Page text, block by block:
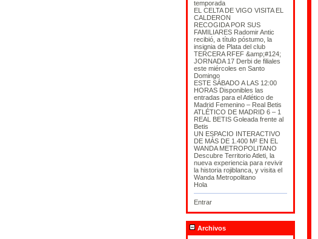
temporada
EL CELTA DE VIGO VISITA EL
CALDERON
RECOGIDA POR SUS
FAMILIARES Radomir Antic
recibió, a título póstumo, la
insignia de Plata del club
TERCERA RFEF &amp;#124;
JORNADA 17 Derbi de filiales
este miércoles en Santo
Domingo
ESTE SÁBADO A LAS 12:00
HORAS Disponibles las
entradas para el Atlético de
Madrid Femenino – Real Betis
ATLÉTICO DE MADRID 6 – 1
REAL BETIS Goleada frente al
Betis
UN ESPACIO INTERACTIVO
DE MÁS DE 1.400 M² EN EL
WANDA METROPOLITANO
Descubre Territorio Atleti, la
nueva experiencia para revivir
la historia rojiblanca, y visita el
Wanda Metropolitano
Hola
Entrar
Archivos